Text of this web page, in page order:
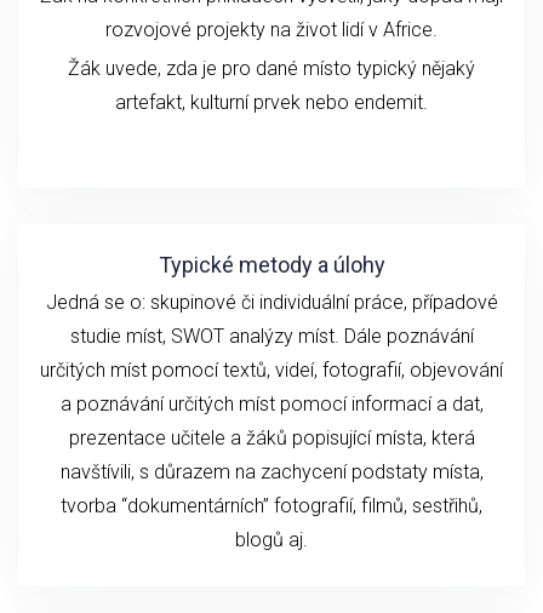
rozvojové projekty na život lidí v Africe.
Žák uvede, zda je pro dané místo typický nějaký
artefakt, kulturní prvek nebo endemit.
Typické metody a úlohy
Jedná se o: skupinové či individuální práce, případové
studie míst, SWOT analýzy míst. Dále poznávání
určitých míst pomocí textů, videí, fotografií, objevování
a poznávání určitých míst pomocí informací a dat,
prezentace učitele a žáků popisující místa, která
navštívili, s důrazem na zachycení podstaty místa,
tvorba “dokumentárních” fotografií, filmů, sestřihů,
blogů aj.